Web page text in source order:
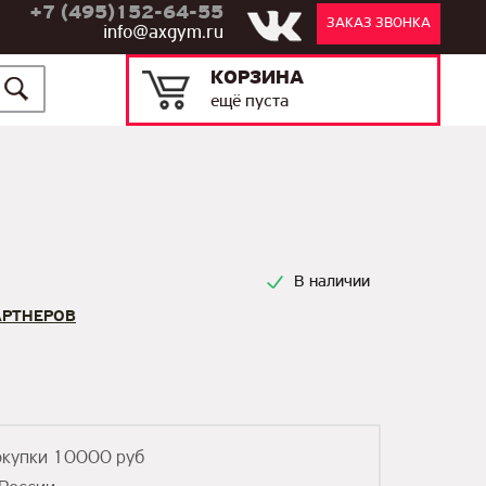
ЗАКАЗ ЗВОНКА
+7 (495)152-64-55
info@axgym.ru
КОРЗИНА
ещё пуста
В наличии
10000 руб